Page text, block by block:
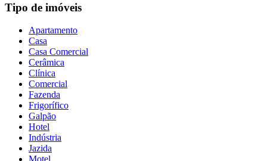
Tipo de imóveis
Apartamento
Casa
Casa Comercial
Cerâmica
Clínica
Comercial
Fazenda
Frigorífico
Galpão
Hotel
Indústria
Jazida